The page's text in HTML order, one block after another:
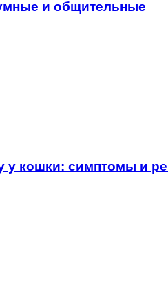
и общительные
у кошки: симптомы и